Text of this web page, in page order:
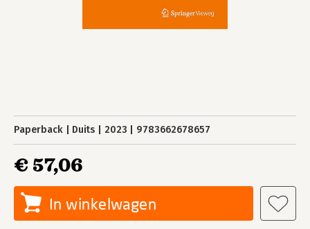
Paperback Duits 2023 9783662678657
€ 57,06
In winkelwagen